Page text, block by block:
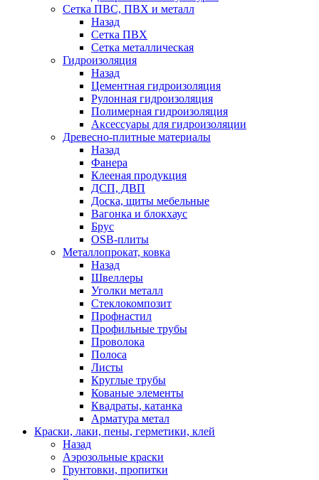
Сетка ПВС, ПВХ и металл
Назад
Сетка ПВХ
Сетка металлическая
Гидроизоляция
Назад
Цементная гидроизоляция
Рулонная гидроизоляция
Полимерная гидроизоляция
Аксессуары для гидроизоляции
Древесно-плитные материалы
Назад
Фанера
Клееная продукция
ДСП, ДВП
Доска, щиты мебельные
Вагонка и блокхаус
Брус
OSB-плиты
Металлопрокат, ковка
Назад
Швеллеры
Уголки металл
Стеклокомпозит
Профнастил
Профильные трубы
Проволока
Полоса
Листы
Круглые трубы
Кованые элементы
Квадраты, катанка
Арматура метал
Краски, лаки, пены, герметики, клей
Назад
Аэрозольные краски
Грунтовки, пропитки